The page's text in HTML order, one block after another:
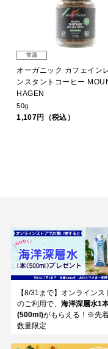
常温
オーガニック カフェイン
ンスタントコーヒー
HAGEN
50g
1,107円（税込）
【8/31まで】オンラインス
のご利用で、 海洋深層水1
(500ml)がもらえる！※先着
数量限定